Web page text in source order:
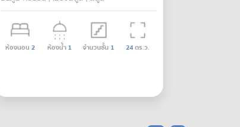
ห้องนอน 2 ห้องน้ำ 1 จำนวนชั้น 1 24ตร.ว.